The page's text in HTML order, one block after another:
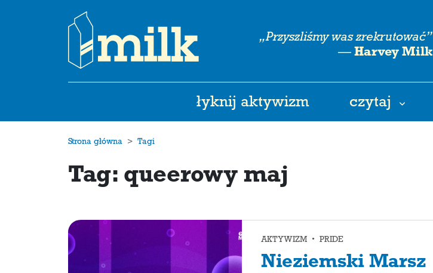
„Przyszliśmy was zrekrutować”
— Harvey Milk
łyknij aktywizm czytaj
Strona główna Tagi
Tag: queerowy maj
AKTYWIZM • PRIDE
Nieziemski Marsz